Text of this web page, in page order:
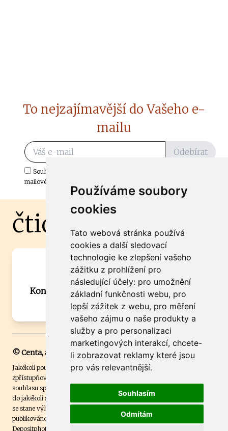
Používáme soubory
cookies
Tato webová stránka používá
cookies a další sledovací
technologie ke zlepšení vašeho
zážitku z prohlížení pro
následující účely: pro umožnění
základní funkčnosti webu, pro
lepší zážitek z webu, pro měření
vašeho zájmu o naše produkty a
služby a pro personalizaci
marketingových interakcí, chcete-
li zobrazovat reklamy které jsou
pro vás relevantnější.
Souhlasím
Odmítám
To nejzajímavější do Vašeho e-
mailu
Odebírat
Souhlasím s odběrem důležitých zpráv ze ČtiDoma.cz do mé e-
mailové schránky.
čtidoma.cz
Máte zajímavou informaci? Chcete
spolupracovat?
Kontaktujte šéfredaktora Martina Chalupu:
chalupa@ctidoma.cz
© Centa, a.s.
Jakékoli použití obsahu včetně převzetí, šíření či dalšího užití a
zpřístupňování textových či obrazových materiálů bez písemného
souhlasu společnosti Centa,a.s. je zakázáno. Čtenář svým přihlášením
do jakékoli soutěže na našem webu dává souhlas s tím, že v případě, že
se stane výhercem této soutěže, může být jeho jméno na webu
publikováno. Centa, a.s. využívala licenci ČTK a využívá fotografie z
Depositphotos